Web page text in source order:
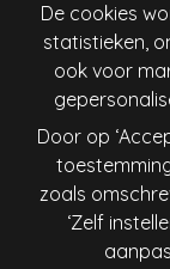
Lietuva
Schweiz
De cookies
statistieken,
ook voor
Door op
zoals
‘Zelf